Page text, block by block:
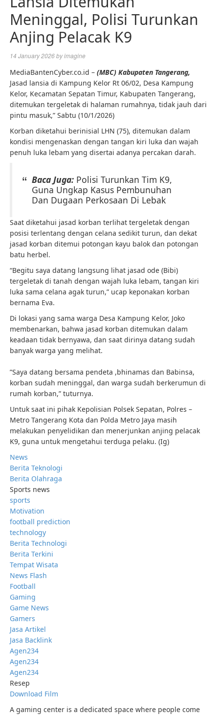
Meninggal, Polisi Turunkan
Anjing Pelacak K9
14 January 2026byimagine
MediaBantenCyber.co.id – (MBC) Kabupaten Tangerang,
Jasad lansia di Kampung Kelor Rt 06/02, Desa Kampung
Kelor, Kecamatan Sepatan Timur, Kabupaten Tangerang,
ditemukan tergeletak di halaman rumahnya, tidak jauh dari
pintu masuk,” Sabtu (10/1/2026)
Korban diketahui berinisial LHN (75), ditemukan dalam
kondisi mengenaskan dengan tangan kiri luka dan wajah
penuh luka lebam yang disertai adanya percakan darah.
Baca Juga: Polisi Turunkan Tim K9,
Guna Ungkap Kasus Pembunuhan
Dan Dugaan Perkosaan Di Lebak
Saat diketahui jasad korban terlihat tergeletak dengan
posisi terlentang dengan celana sedikit turun, dan dekat
jasad korban ditemui potongan kayu balok dan potongan
batu herbel.
“Begitu saya datang langsung lihat jasad ode (Bibi)
tergeletak di tanah dengan wajah luka lebam, tangan kiri
luka sama celana agak turun,” ucap keponakan korban
bernama Eva.
Di lokasi yang sama warga Desa Kampung Kelor, Joko
membenarkan, bahwa jasad korban ditemukan dalam
keadaan tidak bernyawa, dan saat dirinya datang sudah
banyak warga yang melihat.
‎”Saya datang bersama pendeta ,bhinamas dan Babinsa,
korban sudah meninggal, dan warga sudah berkerumun di
rumah korban,” tuturnya.
Untuk saat ini pihak Kepolisian Polsek Sepatan, Polres –
Metro Tangerang Kota dan Polda Metro Jaya masih
melakukan penyelidikan dan menerjunkan anjing pelacak
K9, guna untuk mengetahui terduga pelaku. (Ig)
News
Berita Teknologi
Berita Olahraga
Sports news
sports
Motivation
football prediction
technology
Berita Technologi
Berita Terkini
Tempat Wisata
News Flash
Football
Gaming
Game News
Gamers
Jasa Artikel
Jasa Backlink
Agen234
Agen234
Agen234
Resep
Download Film
A gaming center is a dedicated space where people come